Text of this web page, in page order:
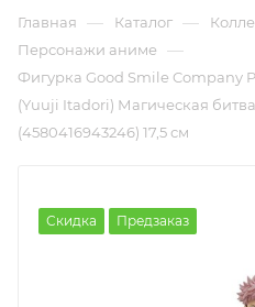
Главная — Каталог —
Персонажи аниме —
Фигурка Good Smile Company
(Yuuji Itadori) Магическая
(4580416943246) 17,5 см
Скидка Предзаказ